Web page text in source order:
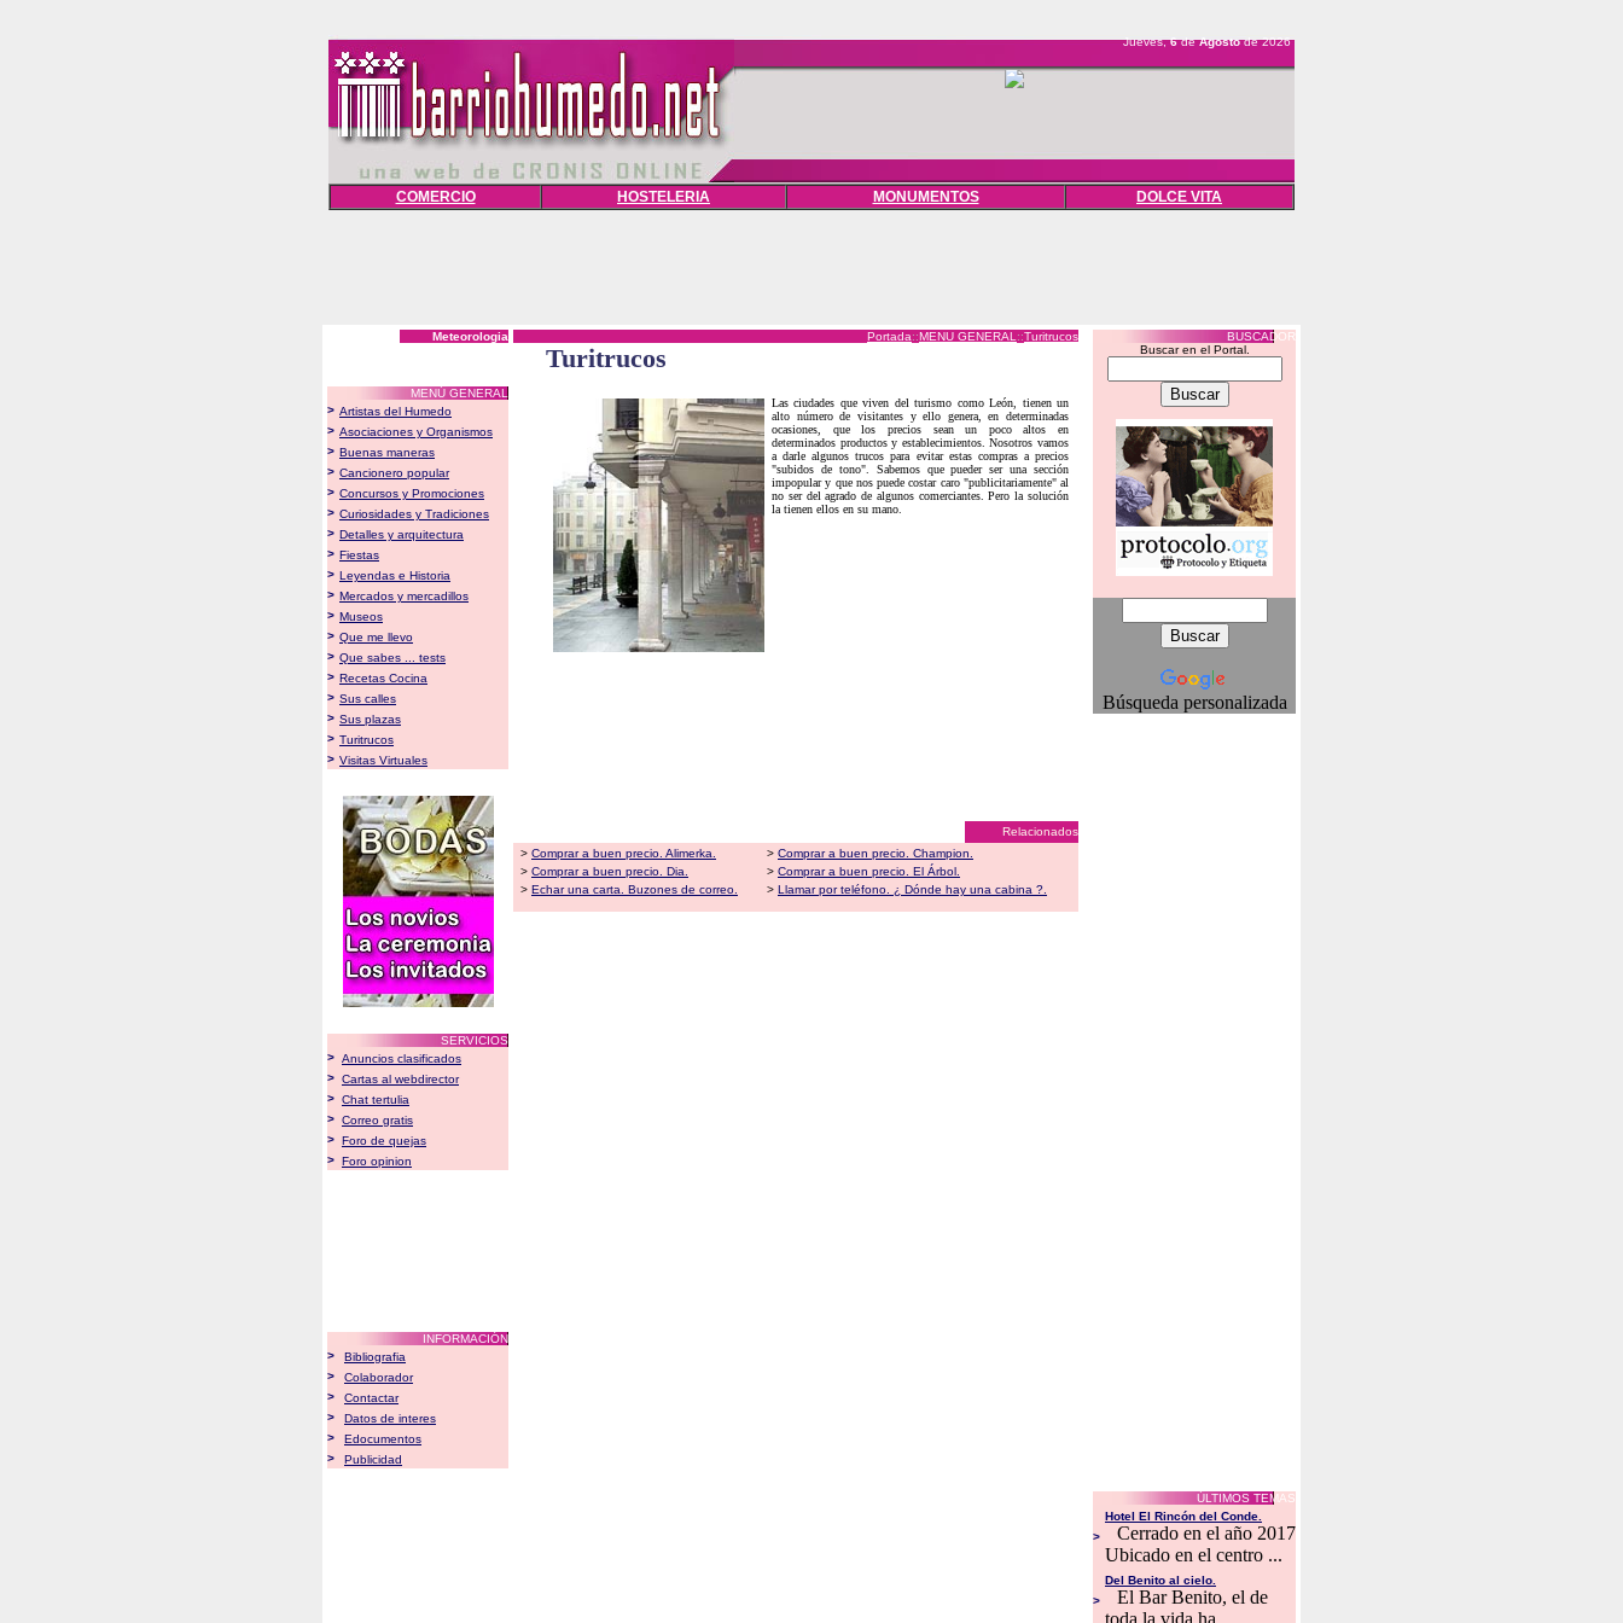
Jueves,6deAgostode 2026
COMERCIO HOSTELERIA MONUMENTOS DOLCE VITA
Meteorologia
MENÚ GENERAL
> Artistas del Humedo
> Asociaciones y Organismos
> Buenas maneras
> Cancionero popular
> Concursos y Promociones
> Curiosidades y Tradiciones
> Detalles y arquitectura
> Fiestas
> Leyendas e Historia
> Mercados y mercadillos
> Museos
> Que me llevo
> Que sabes ... tests
> Recetas Cocina
> Sus calles
> Sus plazas
> Turitrucos
> Visitas Virtuales
SERVICIOS
> Anuncios clasificados
> Cartas al webdirector
> Chat tertulia
> Correo gratis
> Foro de quejas
> Foro opinion
INFORMACIÓN
>
Bibliografia
>
Colaborador
>
Contactar
>
Datos de interes
>
Edocumentos
>
Publicidad
Portada::MENU GENERAL ::Turitrucos
Turitrucos
Las ciudades que viven del turismo como León, tienen un
alto número de visitantes y ello genera, en determinadas
ocasiones, que los precios sean un poco altos en
determinados productos y establecimientos. Nosotros vamos
a darle algunos trucos para evitar estas compras a precios
"subidos de tono". Sabemos que pueder ser una sección
impopular y que nos puede costar caro "publicitariamente" al
no ser del agrado de algunos comerciantes. Pero la solución
la tienen ellos en su mano.
Relacionados
> Comprar a buen precio. Alimerka. > Comprar a buen precio. Champion.
> Comprar a buen precio. Dia. > Comprar a buen precio. El Árbol.
> Echar una carta. Buzones de correo. > Llamar por teléfono. ¿ Dónde hay una cabina ?.
BUSCADOR
Buscar en el Portal.
Búsqueda personalizada
ÚLTIMOS TEMAS
>
Hotel El Rincón del Conde.
Cerrado en el año 2017
Ubicado en el centro ...
>
Del Benito al cielo.
El Bar Benito, el de
toda la vida ha ...